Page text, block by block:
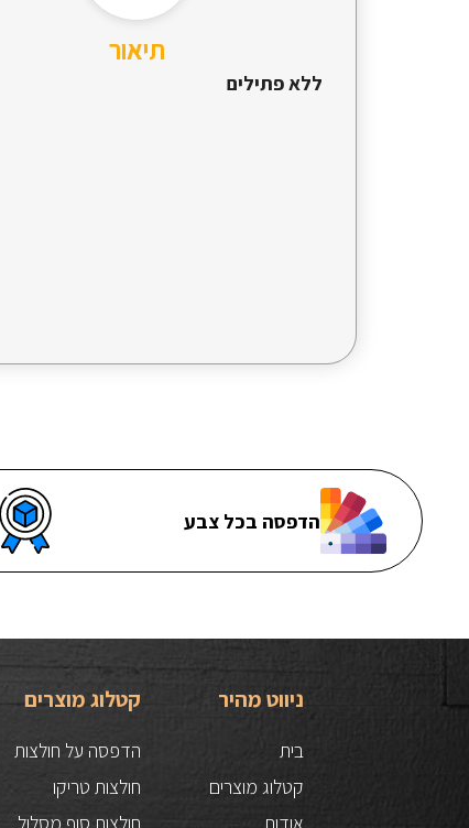
תיאור
ללא פתילים
הדפסה בכל צבע
ניווט מהיר
בית
קטלוג מוצרים
קטלוג מוצרים
הדפסה על חולצות
חולצות טריקו